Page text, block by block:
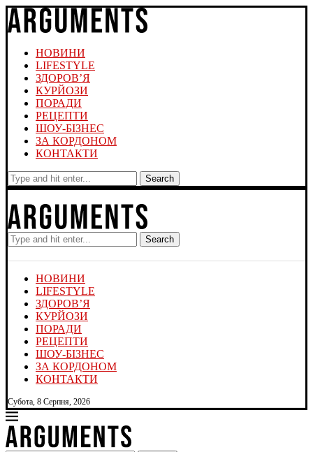
НОВИНИ
LIFESTYLE
ЗДОРОВ’Я
КУРЙОЗИ
ПОРАДИ
РЕЦЕПТИ
ШОУ-БІЗНЕС
ЗА КОРДОНОМ
КОНТАКТИ
Search
Search
НОВИНИ
LIFESTYLE
ЗДОРОВ’Я
КУРЙОЗИ
ПОРАДИ
РЕЦЕПТИ
ШОУ-БІЗНЕС
ЗА КОРДОНОМ
КОНТАКТИ
Субота, 8 Серпня, 2026